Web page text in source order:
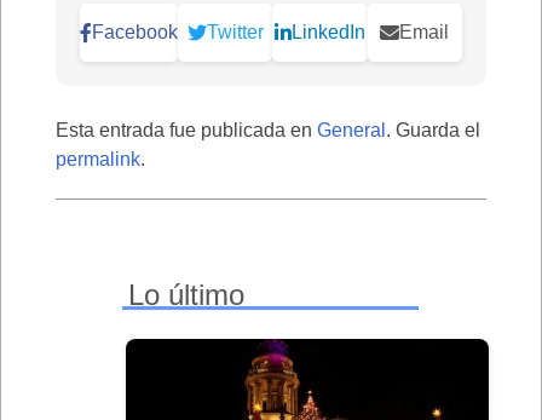
Facebook Twitter LinkedIn Email
Esta entrada fue publicada en General . Guarda el
permalink.
Lo último